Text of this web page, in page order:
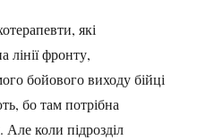
які
лінії фронту,
бойового виходу бійці
бо там потрібна
коли підрозділ